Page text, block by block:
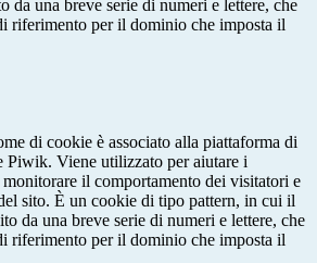
da una breve serie di numeri e lettere, che
riferimento per il dominio che imposta il
di cookie è associato alla piattaforma di
Piwik. Viene utilizzato per aiutare i
il comportamento dei visitatori e
sito. È un cookie di tipo pattern, in cui il
da una breve serie di numeri e lettere, che
riferimento per il dominio che imposta il